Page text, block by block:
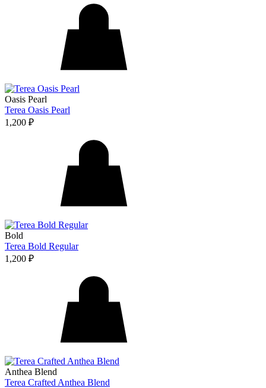
Oasis Pearl
Terea Oasis Pearl
1,200 ₽
Bold
Terea Bold Regular
1,200 ₽
Anthea Blend
Terea Crafted Anthea Blend